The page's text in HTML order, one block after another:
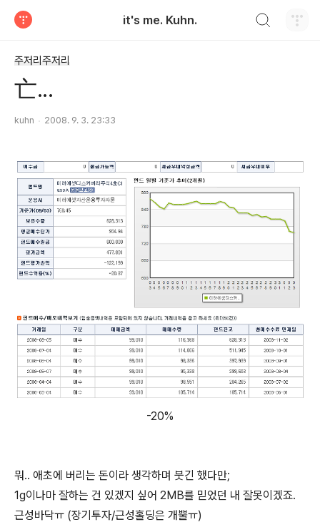
it's me. Kuhn.
주저리주저리
亡...
­kuhn 2008. 9. 3. 23:33
-20%
뭐.. 애초에 버리는 돈이라 생각하며 붓긴 했다만;
1g이나마 잘하는 건 있겠지 싶어 2MB를 믿었던 내 잘못이겠죠.
근성바닥ㅠ (장기투자/근성홀딩은 개뿔ㅠ)